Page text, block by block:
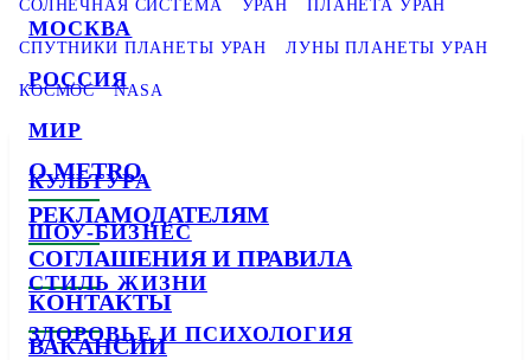
МОСКВА
РОССИЯ
МИР
КУЛЬТУРА
ШОУ-БИЗНЕС
СТИЛЬ ЖИЗНИ
ЗДОРОВЬЕ И ПСИХОЛОГИЯ
СОЛНЕЧНАЯ СИСТЕМА УРАН ПЛАНЕТА УРАН
СПУТНИКИ ПЛАНЕТЫ УРАН ЛУНЫ ПЛАНЕТЫ УРАН
КОСМОС NASA
О METRO
РЕКЛАМОДАТЕЛЯМ
СОГЛАШЕНИЯ И ПРАВИЛА
КОНТАКТЫ
ВАКАНСИИ